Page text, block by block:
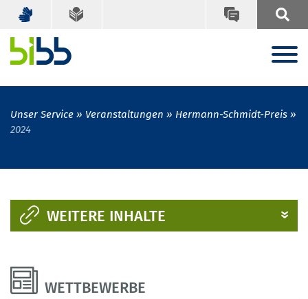
Unser Service Veranstaltungen
Hermann-Schmidt-Preis
2024
WEITERE INHALTE
WETTBEWERBE